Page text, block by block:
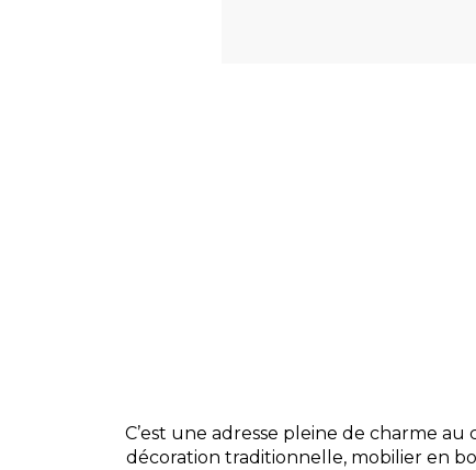
C’est une adresse pleine de charme
décoration traditionnelle, mobilier en